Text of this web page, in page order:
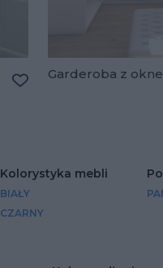
Garderoba z
Kolorystyka mebli
BIAŁY
CZARNY